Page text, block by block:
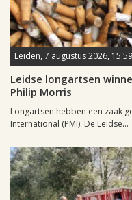
Leiden, 7 augustus 2026, 15:59
Leidse longartsen
Philip Morris
Longartsen hebben een zaak
International (PMI). De Leidse...